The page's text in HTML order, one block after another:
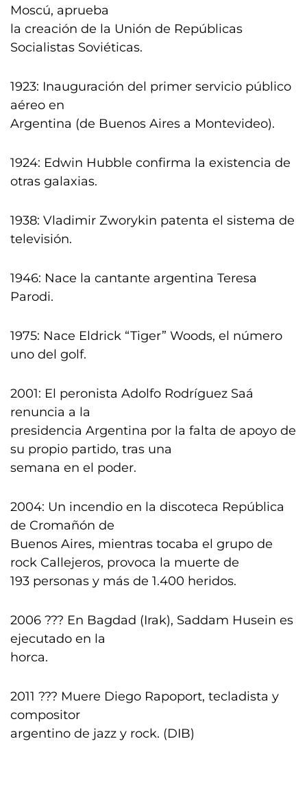
Moscú, aprueba
la creación de la Unión de Repúblicas
Socialistas Soviéticas.
1923: Inauguración del primer servicio público
aéreo en
Argentina (de Buenos Aires a Montevideo).
1924: Edwin Hubble confirma la existencia de
otras galaxias.
1938: Vladimir Zworykin patenta el sistema de
televisión.
1946: Nace la cantante argentina Teresa
Parodi.
1975: Nace Eldrick “Tiger” Woods, el número
uno del golf.
2001: El peronista Adolfo Rodríguez Saá
renuncia a la
presidencia Argentina por la falta de apoyo de
su propio partido, tras una
semana en el poder.
2004: Un incendio en la discoteca República
de Cromañón de
Buenos Aires, mientras tocaba el grupo de
rock Callejeros, provoca la muerte de
193 personas y más de 1.400 heridos.
2006 ??? En Bagdad (Irak), Saddam Husein es
ejecutado en la
horca.
2011 ??? Muere Diego Rapoport, tecladista y
compositor
argentino de jazz y rock. (DIB)